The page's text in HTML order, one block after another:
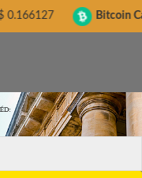
Bitcoin Cash(BCH) $